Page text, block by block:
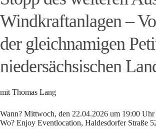
Windkraftanlagen –
der gleichnamigen
niedersächsischen
mit Thomas Lang
Wann? Mittwoch, den 22.04.2026 um 19:00
Wo? Enjoy Eventlocation, Haldesdorfer Straße